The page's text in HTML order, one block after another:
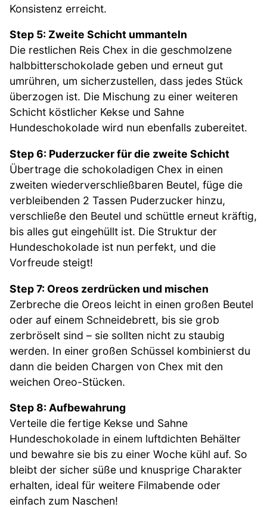
Konsistenz erreicht.
Step 5: Zweite Schicht ummanteln
Die restlichen Reis Chex in die geschmolzene
halbbitterschokolade geben und erneut gut
umrühren, um sicherzustellen, dass jedes Stück
überzogen ist. Die Mischung zu einer weiteren
Schicht köstlicher Kekse und Sahne
Hundeschokolade wird nun ebenfalls zubereitet.
Step 6: Puderzucker für die zweite Schicht
Übertrage die schokoladigen Chex in einen
zweiten wiederverschließbaren Beutel, füge die
verbleibenden 2 Tassen Puderzucker hinzu,
verschließe den Beutel und schüttle erneut kräftig,
bis alles gut eingehüllt ist. Die Struktur der
Hundeschokolade ist nun perfekt, und die
Vorfreude steigt!
Step 7: Oreos zerdrücken und mischen
Zerbreche die Oreos leicht in einen großen Beutel
oder auf einem Schneidebrett, bis sie grob
zerbröselt sind – sie sollten nicht zu staubig
werden. In einer großen Schüssel kombinierst du
dann die beiden Chargen von Chex mit den
weichen Oreo-Stücken.
Step 8: Aufbewahrung
Verteile die fertige Kekse und Sahne
Hundeschokolade in einem luftdichten Behälter
und bewahre sie bis zu einer Woche kühl auf. So
bleibt der sicher süße und knusprige Charakter
erhalten, ideal für weitere Filmabende oder
einfach zum Naschen!